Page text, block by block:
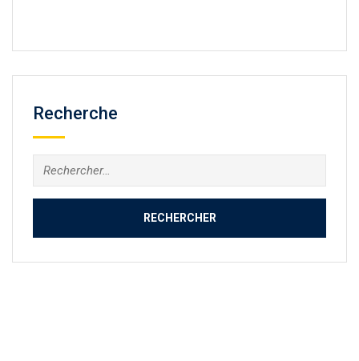
Recherche
Rechercher :